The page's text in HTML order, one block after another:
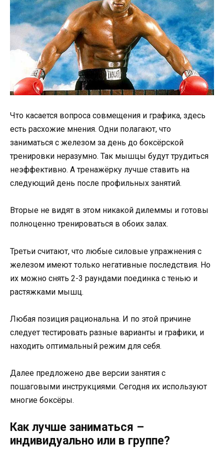
Что касается вопроса совмещения и графика, здесь
есть расхожие мнения. Одни полагают, что
заниматься с железом за день до боксёрской
тренировки неразумно. Так мышцы будут трудиться
неэффективно. А тренажёрку лучше ставить на
следующий день после профильных занятий.
Вторые не видят в этом никакой дилеммы и готовы
полноценно тренироваться в обоих залах.
Третьи считают, что любые силовые упражнения с
железом имеют только негативные последствия. Но
их можно снять 2-3 раундами поединка с тенью и
растяжками мышц.
Любая позиция рациональна. И по этой причине
следует тестировать разные варианты и графики, и
находить оптимальный режим для себя.
Далее предложено две версии занятия с
пошаговыми инструкциями. Сегодня их используют
многие боксёры.
Как лучше заниматься –
индивидуально или в группе?